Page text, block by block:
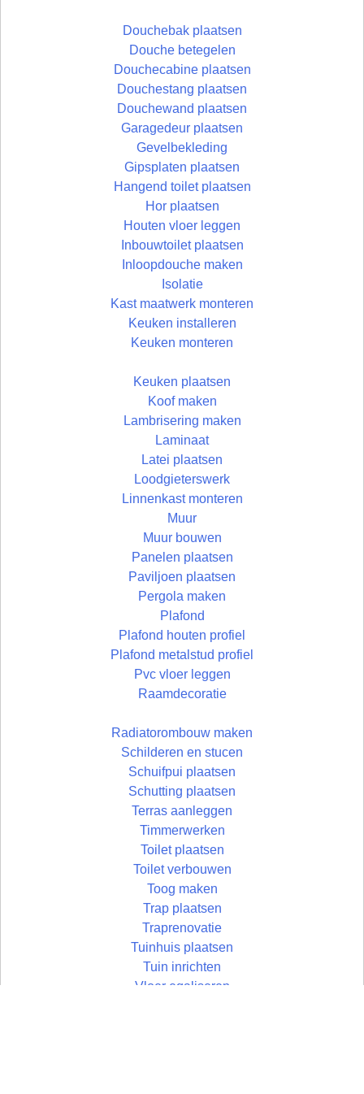
Douchebak plaatsen
Douche betegelen
Douchecabine plaatsen
Douchestang plaatsen
Douchewand plaatsen
Garagedeur plaatsen
Gevelbekleding
Gipsplaten plaatsen
Hangend toilet plaatsen
Hor plaatsen
Houten vloer leggen
Inbouwtoilet plaatsen
Inloopdouche maken
Isolatie
Kast maatwerk monteren
Keuken installeren
Keuken monteren
Keuken plaatsen
Koof maken
Lambrisering maken
Laminaat
Latei plaatsen
Loodgieterswerk
Linnenkast monteren
Muur
Muur bouwen
Panelen plaatsen
Paviljoen plaatsen
Pergola maken
Plafond
Plafond houten profiel
Plafond metalstud profiel
Pvc vloer leggen
Raamdecoratie
Radiatorombouw maken
Schilderen en stucen
Schuifpui plaatsen
Schutting plaatsen
Terras aanleggen
Timmerwerken
Toilet plaatsen
Toilet verbouwen
Toog maken
Trap plaatsen
Traprenovatie
Tuinhuis plaatsen
Tuin inrichten
Vloer egaliseren